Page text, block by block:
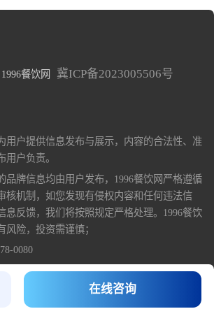
在线咨询
餐饮网 冀ICP备2023005506号
用户提供信息发布与展示，内容的合法性、准
户负责。
品牌信息均由用户发布，1996餐饮网严格遵循
核机制，如您发现有侵权内容和任何违法信
息反馈，我们将按照规定严格处理。1996餐饮
风险，投资需谨慎；
0080